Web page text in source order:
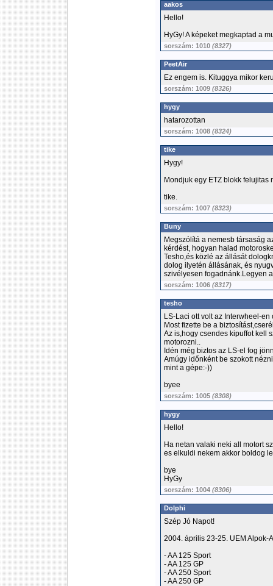
aakos
Hello!
HyGy! A képeket megkaptad a
sorszám: 1010 (8327)
PeetAir
Ez engem is. Kituggya mikor
sorszám: 1009 (8326)
hygy
hatarozottan
sorszám: 1008 (8324)
tike
Hygy!
Mondjuk egy ETZ blokk
tike.
sorszám: 1007 (8323)
Buny
Megszólítá a nemesb társaság
kérdést, hogyan halad
Tesho,és közlé az állását
dolog ilyetén állásának, és
szivélyesen fogadnánk.Legyen
sorszám: 1006 (8317)
tesho
LS-Laci ott volt az Interwheel-
Most fizette be a
Az is,hogy csendes kipuffot kell
motorozni..
Idén még biztos az LS-el fog
Amúgy időnként be szokott
mint a gépe:-))
byee
sorszám: 1005 (8308)
hygy
Hello!
Ha netan valaki neki all motort
es elkuldi nekem akkor boldog
bye
HyGy
sorszám: 1004 (8306)
Dolphi
Szép Jó Napot!
2004. április 23-25. UEM Alpok-
- AA 125 Sport
- AA 125 GP
- AA 250 Sport
- AA 250 GP